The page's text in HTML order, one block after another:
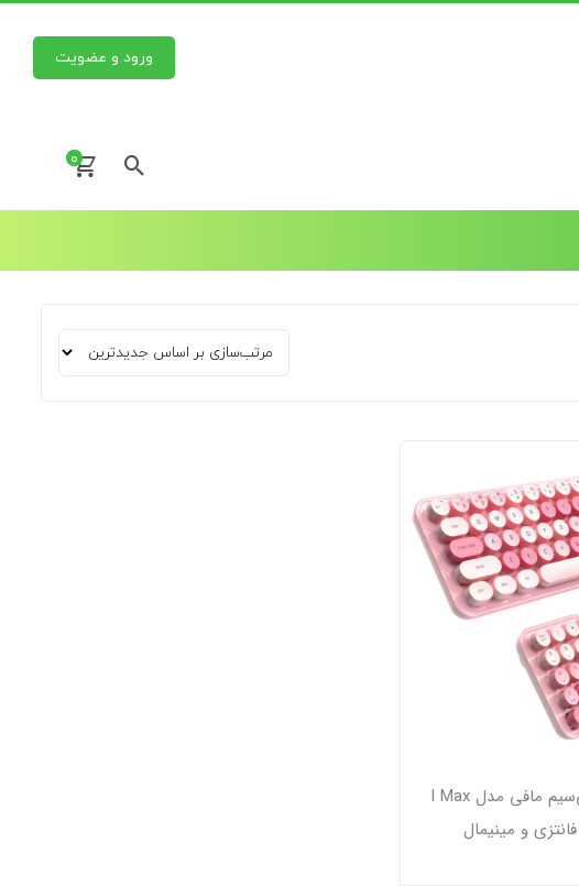
ورود و عضویت
0
کیبورد و ماوس بی‌سیم مافی مدل I Max
و مینیمال